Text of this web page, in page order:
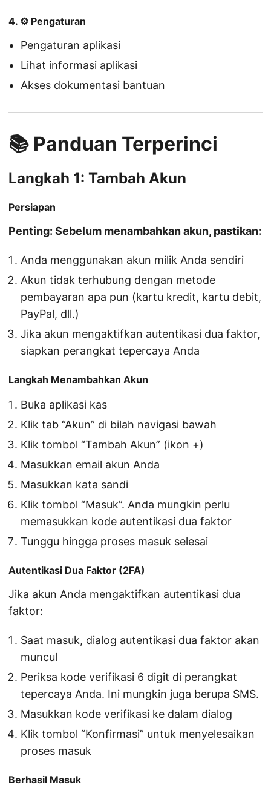
4. ⚙️ Pengaturan
Pengaturan aplikasi
Lihat informasi aplikasi
Akses dokumentasi bantuan
📚 Panduan Terperinci
Langkah 1: Tambah Akun
Persiapan
Penting: Sebelum menambahkan akun, pastikan:
Anda menggunakan akun milik Anda sendiri
Akun tidak terhubung dengan metode
pembayaran apa pun (kartu kredit, kartu debit,
PayPal, dll.)
Jika akun mengaktifkan autentikasi dua faktor,
siapkan perangkat tepercaya Anda
Langkah Menambahkan Akun
Buka aplikasi kas
Klik tab “Akun” di bilah navigasi bawah
Klik tombol “Tambah Akun” (ikon +)
Masukkan email akun Anda
Masukkan kata sandi
Klik tombol “Masuk”. Anda mungkin perlu
memasukkan kode autentikasi dua faktor
Tunggu hingga proses masuk selesai
Autentikasi Dua Faktor (2FA)
Jika akun Anda mengaktifkan autentikasi dua
faktor:
Saat masuk, dialog autentikasi dua faktor akan
muncul
Periksa kode verifikasi 6 digit di perangkat
tepercaya Anda. Ini mungkin juga berupa SMS.
Masukkan kode verifikasi ke dalam dialog
Klik tombol “Konfirmasi” untuk menyelesaikan
proses masuk
Berhasil Masuk